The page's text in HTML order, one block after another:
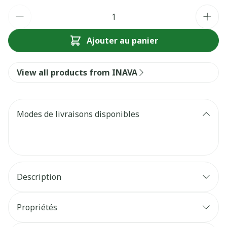
Ajouter au panier
View all products from INAVA
Modes de livraisons disponibles
Description
Propriétés